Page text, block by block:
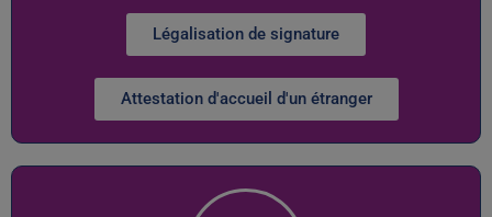
Légalisation de signature
Attestation d'accueil d'un étranger